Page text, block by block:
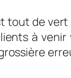
tout de
à